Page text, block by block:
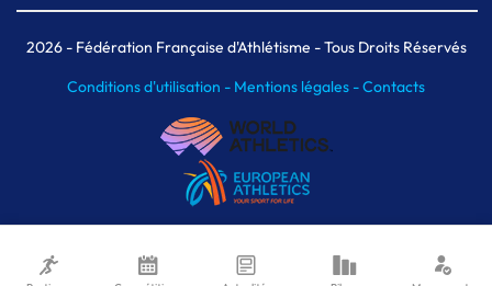
Meeting de Paris indoor
MAIF Ekiden de Paris
2026- Fédération Française d'Athlétisme - Tous Droits Réservés
Conditions d'utilisation - Mentions légales -Contacts